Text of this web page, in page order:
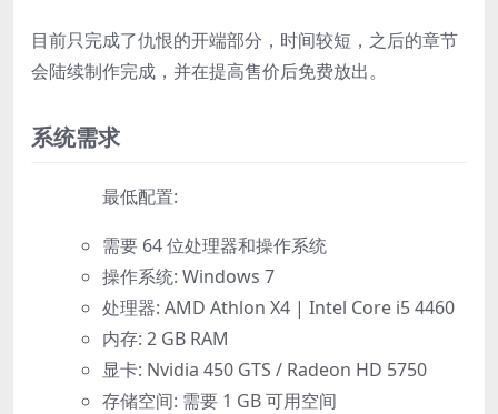
目前只完成了仇恨的开端部分，时间较短，之后的章节
会陆续制作完成，并在提高售价后免费放出。
系统需求
最低配置:
需要 64 位处理器和操作系统
操作系统: Windows 7
处理器: AMD Athlon X4 | Intel Core i5 4460
内存: 2 GB RAM
显卡: Nvidia 450 GTS / Radeon HD 5750
存储空间: 需要 1 GB 可用空间